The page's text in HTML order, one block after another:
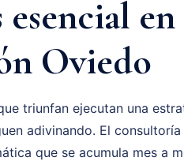
en
Oviedo
triunfan ejecutan una
adivinando. El
que se acumula mes a